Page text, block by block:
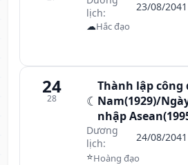
lịch:
23/08/2041
☁Hắc đạo
24
28 ☾
Thành lập công
Nam(1929)/
nhập
Dương
lịch:
24/08/2041
⭐Hoàng đạo